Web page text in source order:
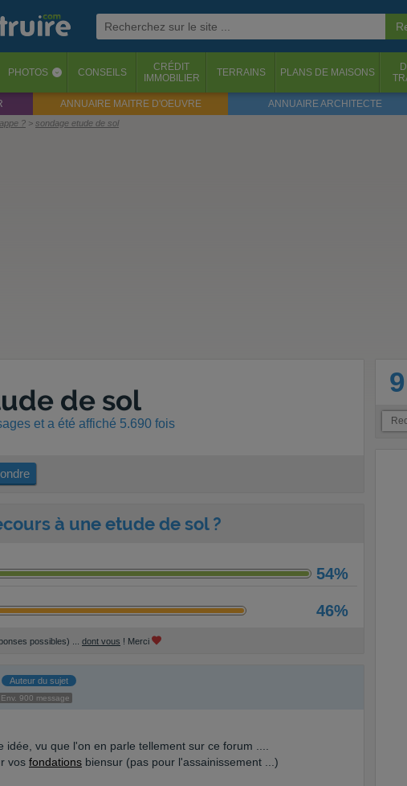
PHOTOS ‹ CONSEILS
CRÉDIT
IMMOBILIER
TERRAINS PLANS DE MAISONS
ANNUAIRE MAITRE D'OEUVRE ANNUAIRE ARCHITECTE
? sondage etude de sol
de sol
et a été affiché 5.690 fois
à une etude de sol ?
54%
46%
possibles) ... dont vous ! Merci
Auteur du sujet
Env. 900 message
idée, vu que l'on en parle tellement sur ce forum ....
vos fondations biensur (pas pour l'assainissement ...)
9